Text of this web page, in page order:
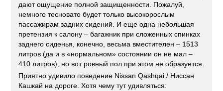
дают ощущение полной защищенности. Пожалуй,
немного тесновато будет только высокорослым
пассажирам задних сидений. И еще одна небольшая
претензия к салону – багажник при сложенных спинках
заднего сиденья, конечно, весьма вместителен – 1513
литров (да и в «нормальном» состоянии он не мал –
410 литров), но вот ровный пол при этом не образуется.
Приятно удивило поведение Nissan Qashqai / Ниссан
Кашкай на дороге. Хотя чему тут удивляться: